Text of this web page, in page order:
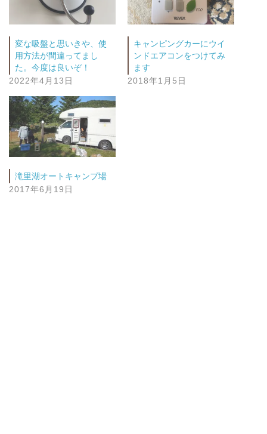
変な吸盤と思いきや、使
用方法が間違ってまし
た。今度は良いぞ！
2022年4月13日
キャンピングカーにウイ
ンドエアコンをつけてみ
ます
2018年1月5日
滝里湖オートキャンプ場
2017年6月19日